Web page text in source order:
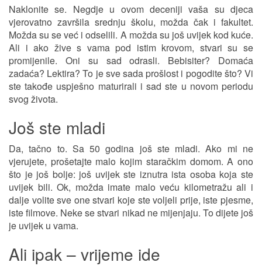
Naklonite se. Negdje u ovom deceniji vaša su djeca
vjerovatno završila srednju školu, možda čak i fakultet.
Možda su se već i odselili. A možda su još uvijek kod kuće.
Ali i ako žive s vama pod istim krovom, stvari su se
promijenile. Oni su sad odrasli. Bebisiter? Domaća
zadaća? Lektira? To je sve sada prošlost i pogodite što? Vi
ste takođe uspješno maturirali i sad ste u novom periodu
svog života.
Još ste mladi
Da, tačno to. Sa 50 godina još ste mladi. Ako mi ne
vjerujete, prošetajte malo kojim staračkim domom. A ono
što je još bolje: još uvijek ste iznutra ista osoba koja ste
uvijek bili. Ok, možda imate malo veću kilometražu ali i
dalje volite sve one stvari koje ste voljeli prije, iste pjesme,
iste filmove. Neke se stvari nikad ne mijenjaju. To dijete još
je uvijek u vama.
Ali ipak – vrijeme ide